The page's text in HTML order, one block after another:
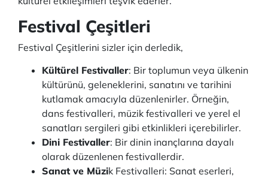
Festival Çeşitleri
Festival Çeşitlerini sizler için derledik,
Kültürel Festivaller: Bir toplumun veya ülkenin
kültürünü, geleneklerini, sanatını ve tarihini
kutlamak amacıyla düzenlenirler. Örneğin,
dans festivalleri, müzik festivalleri ve yerel el
sanatları sergileri gibi etkinlikleri içerebilirler.
Dini Festivaller: Bir dinin inançlarına dayalı
olarak düzenlenen festivallerdir.
Sanat ve Müzik Festivalleri: Sanat eserleri,